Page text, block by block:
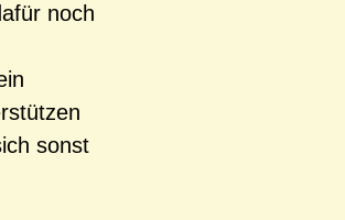
noch
sonst